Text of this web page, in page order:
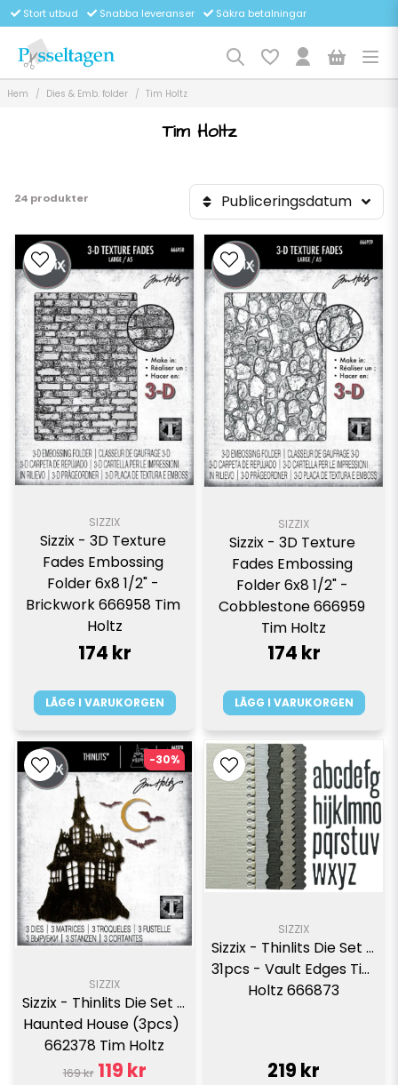
Stort utbud Snabba leveranser Säkra betalningar
Hem Dies & Emb. folder Tim Holtz
Tim Holtz
24 produkter Publiceringsdatum
SIZZIX
Sizzix - 3D Texture
Fades Embossing
Folder 6x8 1/2" -
Brickwork 666958 Tim
Holtz
174 kr
LÄGG I VARUKORGEN
SIZZIX
Sizzix - 3D Texture
Fades Embossing
Folder 6x8 1/2" -
Cobblestone 666959
Tim Holtz
174 kr
LÄGG I VARUKORGEN
SIZZIX
Sizzix - Thinlits Die Set -
Haunted House (3pcs)
662378 Tim Holtz
169 kr 119 kr
-30%
SIZZIX
Sizzix - Thinlits Die Set -
31pcs - Vault Edges Tim
Holtz 666873
219 kr